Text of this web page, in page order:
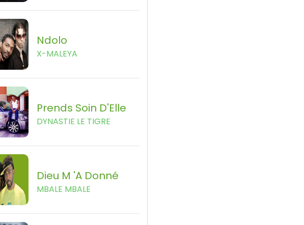
Ndolo
X-MALEYA
Prends Soin D'Elle
DYNASTIE LE TIGRE
Dieu M 'a Donné
MBALE MBALE